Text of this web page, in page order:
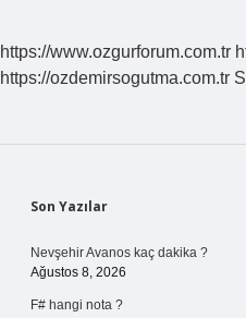
Yarar
https://www.ozgurforum.com.tr
https://ozdemirsogutma.com.tr
Sidebar
Son Yazılar
Nevşehir Avanos kaç dakika ?
Ağustos 8, 2026
F# hangi nota ?